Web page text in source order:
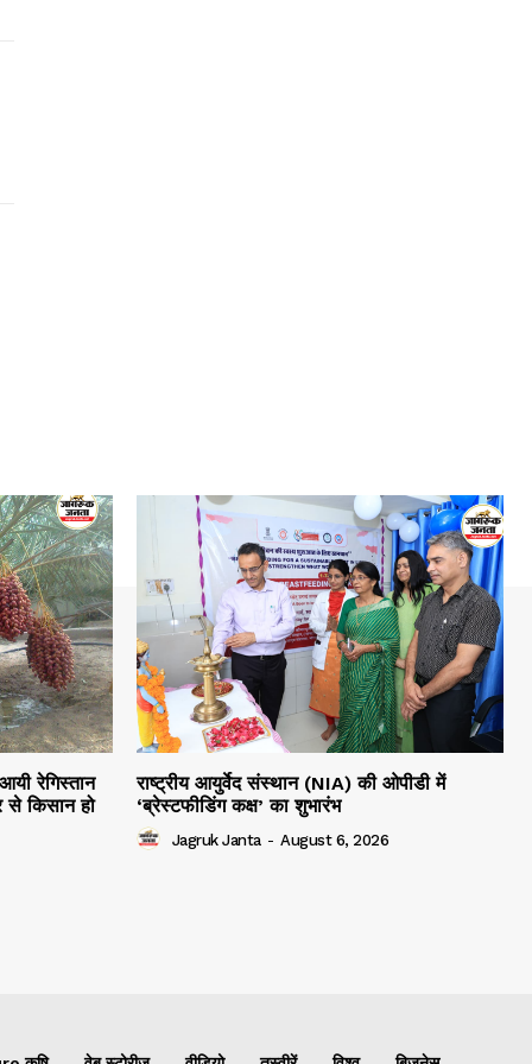
रेगिस्तान
से किसान हो
राष्ट्रीय आयुर्वेद संस्थान (NIA) की ओपीडी में
‘ब्रेस्टफीडिंग कक्ष’ का शुभारंभ
Jagruk Janta - August 6, 2026